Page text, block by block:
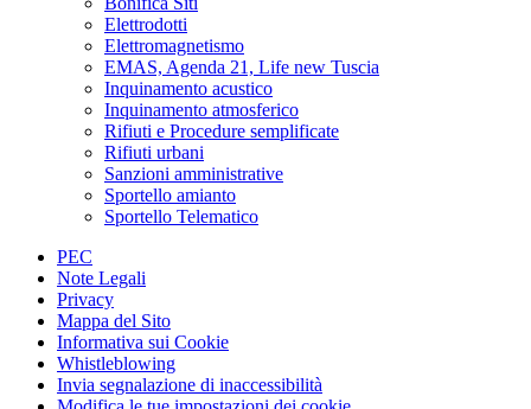
Elettrodotti
Elettromagnetismo
EMAS, Agenda 21, Life new Tuscia
Inquinamento acustico
Inquinamento atmosferico
Rifiuti e Procedure semplificate
Rifiuti urbani
Sanzioni amministrative
Sportello amianto
Sportello Telematico
PEC
Note Legali
Privacy
Mappa del Sito
Informativa sui Cookie
Whistleblowing
Invia segnalazione di inaccessibilità